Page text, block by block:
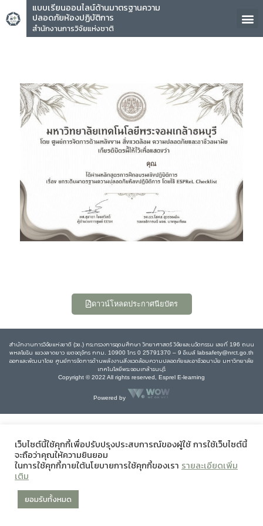
แบบเรียนออนไลน์ด้านมาตรฐานความ
ปลอดภัยห้องปฏิบัติการ
สำนักงานการวิจัยแห่งชาติ
คุณ
ดาวน์โหลดประกาศนียบัตร
สำนักงานการวิจัยแห่งชาติ (วช.) กระทรวงการอุดมศึกษา วิทยาศาสตร์ วิจัยและนวัตกรรม เลขที่ 196 ถนน
พหลโยธิน แขวงลาดยาว เขตจตุจักร กทม. 10900 โทร 0 25791370 – 9 อีเมล์ labsafety@nrct.go.th
ออกและพัฒนาโดย ศูนย์การจัดการด้านพลังงานสิ่งแวดล้อมความปลอดภัยและอาชีวอนามัย มหาวิทยาลัย
เทคโนโลยีพระจอมเกล้าธนบุรี
Copyright © 2022 All rights reserved, Esprel E-learning
Powered by
เว็บไซต์นี้ใช้คุกกี้เพื่อปรับปรุงประสบการณ์ของผู้ใช้ การใช้เว็บไซต์นี้
จะถือว่าคุณให้ความยินยอม
ในการใช้คุกกี้ภายใต้นโยบายการใช้คุกกี้ของเรา รายละเอียดเพิ่ม
เติม
ยอมรับทั้งหมด